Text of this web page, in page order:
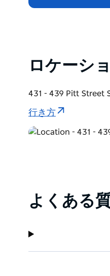
ロケーシ
431 - 439 Pitt Street
行き方
よくある